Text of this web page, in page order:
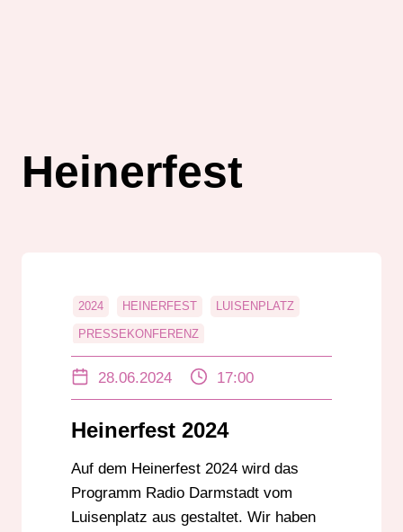
Heinerfest
2024 HEINERFEST LUISENPLATZ
PRESSEKONFERENZ
28.06.2024 17:00
Heinerfest 2024
Auf dem Heinerfest 2024 wird das
Programm Radio Darmstadt vom
Luisenplatz aus gestaltet. Wir haben